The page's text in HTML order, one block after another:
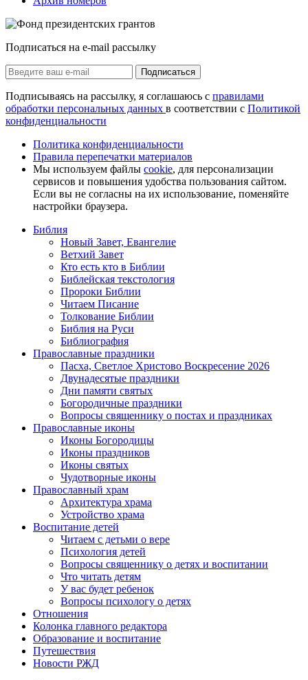
Подписаться на e-mail рассылку
Подписаться
Подписываясь на рассылку, я соглашаюсь с правилами
обработки персональных данных в соответствии с Политикой
конфиденциальности
Политика конфиденциальности
Правила перепечатки материалов
Мы используем файлы cookie, для персонализации
сервисов и повышения удобства пользования сайтом.
Если вы не согласны на их использование, поменяйте
настройки браузера.
Библия
Новый Завет, Евангелие
Ветхий Завет
Кто есть кто в Библии
Библейская текстология
Пророки Библии
Читаем Писание
Толкование Библии
Библия на Руси
Библиография
Православные праздники
Пасха, Светлое Христово Воскресение 2026
Двунадесятые праздники
Дни памяти святых
Богородичные праздники
Вопросы священнику о постах и праздниках
Православные иконы
Иконы Богородицы
Иконы праздников
Иконы святых
Чудотворные иконы
Православный храм
Архитектура храма
Устройство храма
Воспитание детей
Читаем с детьми о вере
Психология детей
Вопросы священнику о детях и воспитании
Что читать детям
У вас будет ребенок
Вопросы психологу о детях
Отношения
Колонка главного редактора
Образование и воспитание
Путешествия
Новости РЖД